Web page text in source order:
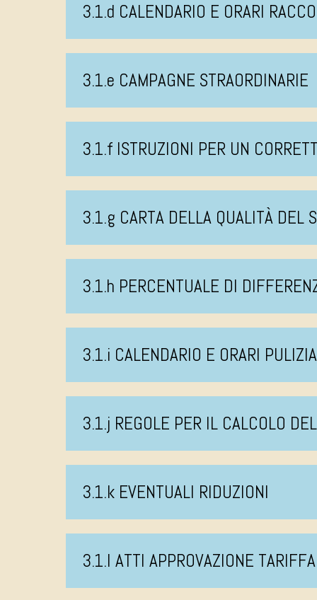
3.1.d CALENDARIO E ORARI
3.1.e CAMPAGNE STRAORDINARIE
3.1.f ISTRUZIONI PER UN
3.1.g CARTA DELLA QUALITÀ DEL
3.1.h PERCENTUALE DI
3.1.i CALENDARIO E ORARI
3.1.j REGOLE PER IL CALCOLO
3.1.k EVENTUALI RIDUZIONI
3.1.l ATTI APPROVAZIONE TARIFFA